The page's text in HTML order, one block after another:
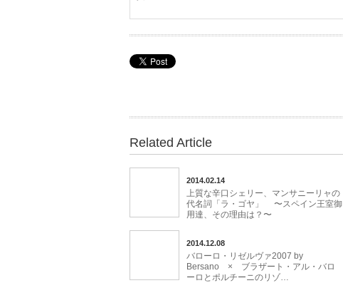
Related Article
2014.02.14
上質な辛口シェリー、マンサニーリャの
代名詞「ラ・ゴヤ」 〜スペイン王室御
用達、その理由は？〜
2014.12.08
バローロ・リゼルヴァ2007 by
Bersano × ブラザート・アル・バロ
ーロとポルチーニのリゾ…